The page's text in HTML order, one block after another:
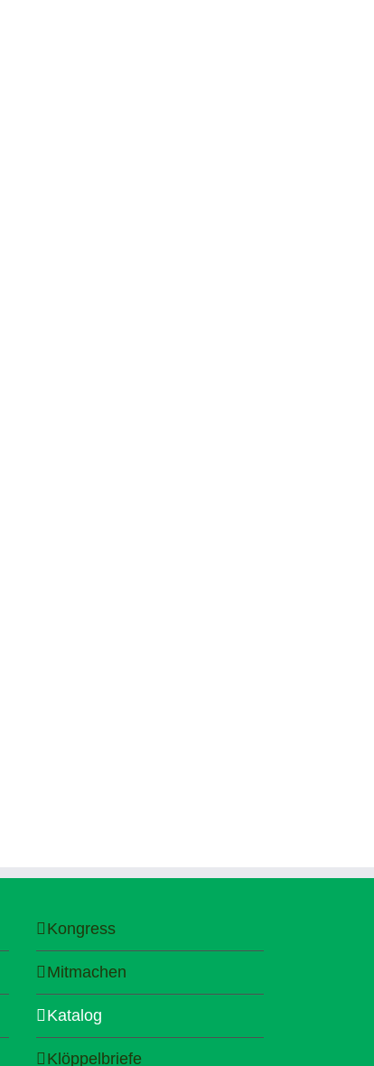
Kongress
Mitmachen
Katalog
Klöppelbriefe